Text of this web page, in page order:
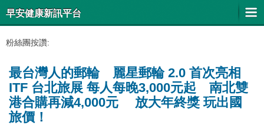
早安健康新訊平台
粉絲團按讚:
最台灣人的郵輪 麗星郵輪 2.0 首次亮相
ITF 台北旅展 每人每晚3,000元起 南北雙
港合購再減4,000元 放大年終獎 玩出國
旅價！